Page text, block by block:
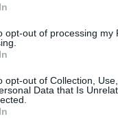
opt-out of processing my
opt-out of Collection,
Data that Is
au pus la
și avea doi
ajutat de
în circa două luni.